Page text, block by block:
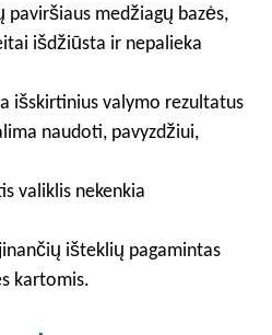
medžiagų bazės,
išdžiūsta ir nepalieka
išskirtinius valymo rezultatus
naudoti, pavyzdžiui,
valiklis nekenkia
išteklių pagamintas
kartomis.